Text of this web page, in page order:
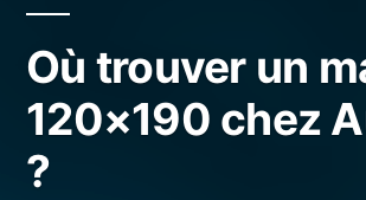
Où trouver un
120×190 chez
?